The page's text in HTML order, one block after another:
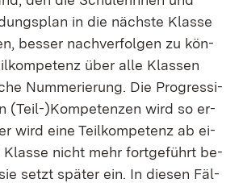
in die nächs­te Klas­se
bes­ser nach­ver­fol­gen zu kön­
über al­le Klas­sen
Num­me­rie­rung. Die Pro­gres­si­
(Teil-)Kom­pe­ten­zen wird so er­
wird ei­ne Teil­kom­pe­tenz ab ei­
Klas­se nicht mehr fort­ge­führt be­
setzt spä­ter ein. In die­sen Fäl­